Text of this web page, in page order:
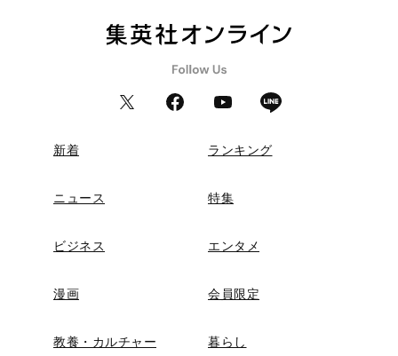
新着 ランキング
ニュース 特集
ビジネス エンタメ
漫画 会員限定
教養・カルチャー 暮らし